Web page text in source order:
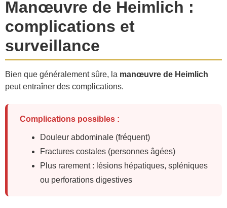
Manœuvre de Heimlich :
complications et
surveillance
Bien que généralement sûre, la manœuvre de Heimlich
peut entraîner des complications.
Complications possibles :
Douleur abdominale (fréquent)
Fractures costales (personnes âgées)
Plus rarement : lésions hépatiques, spléniques
ou perforations digestives